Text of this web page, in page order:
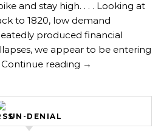
and stay high. . . . Looking at
to 1820, low demand
produced financial
we appear to be entering
reading →
UN-DENIAL